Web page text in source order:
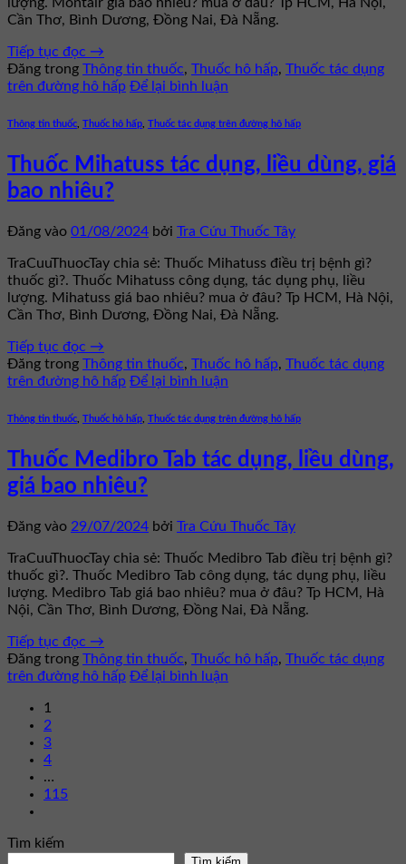
Cần Thơ, Bình Dương, Đồng Nai, Đà Nẵng.
Tiếp tục đọc →
Đăng trong Thông tin thuốc, Thuốc hô hấp, Thuốc tác dụng
trên đường hô hấp Để lại bình luận
Thông tin thuốc Thuốc hô hấp Thuốc tác dụng trên đường hô hấp
Thuốc Mihatuss tác dụng, liều dùng, giá
bao nhiêu?
Đăng vào 01/08/2024 bởi Tra Cứu Thuốc Tây
TraCuuThuocTay chia sẻ: Thuốc Mihatuss điều trị bệnh gì?
thuốc gì?. Thuốc Mihatuss công dụng, tác dụng phụ, liều
lượng. Mihatuss giá bao nhiêu? mua ở đâu? Tp HCM, Hà Nội,
Cần Thơ, Bình Dương, Đồng Nai, Đà Nẵng.
Tiếp tục đọc →
Đăng trong Thông tin thuốc, Thuốc hô hấp, Thuốc tác dụng
trên đường hô hấp Để lại bình luận
Thông tin thuốc Thuốc hô hấp Thuốc tác dụng trên đường hô hấp
Thuốc Medibro Tab tác dụng, liều dùng,
giá bao nhiêu?
Đăng vào 29/07/2024 bởi Tra Cứu Thuốc Tây
TraCuuThuocTay chia sẻ: Thuốc Medibro Tab điều trị bệnh gì?
thuốc gì?. Thuốc Medibro Tab công dụng, tác dụng phụ, liều
lượng. Medibro Tab giá bao nhiêu? mua ở đâu? Tp HCM, Hà
Nội, Cần Thơ, Bình Dương, Đồng Nai, Đà Nẵng.
Tiếp tục đọc →
Đăng trong Thông tin thuốc, Thuốc hô hấp, Thuốc tác dụng
trên đường hô hấp Để lại bình luận
1
2
3
4
…
115
Tìm kiếm